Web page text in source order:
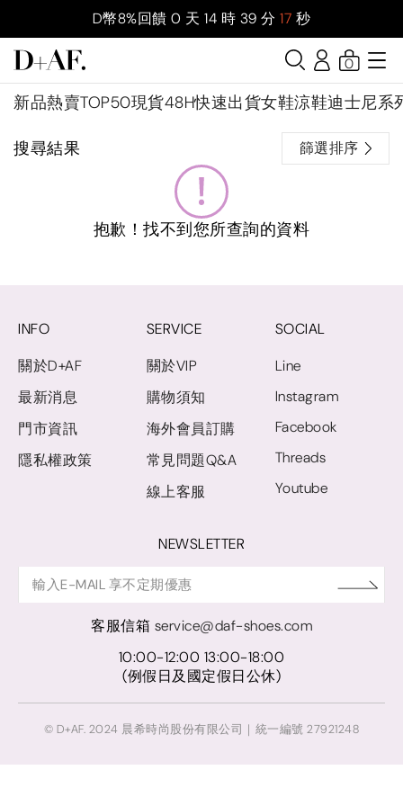
D幣8%回饋 0 天 14 時 39 分 17 秒
新品熱賣TOP50現貨48H快速出貨女鞋涼鞋迪士尼系
0
搜尋結果 篩選排序
抱歉！找不到您所查詢的資料
INFO
關於D+AF
最新消息
門市資訊
隱私權政策
SERVICE
關於VIP
購物須知
海外會員訂購
常見問題Q&A
線上客服
SOCIAL
Line
Instagram
Facebook
Threads
Youtube
NEWSLETTER
客服信箱 service@daf-shoes.com
10:00-12:00 13:00-18:00
(例假日及國定假日公休)
© D+AF. 2024 晨希時尚股份有限公司｜統一編號 27921248